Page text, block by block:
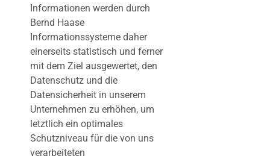
Informationen werden durch
Bernd Haase
Informationssysteme daher
einerseits statistisch und ferner
mit dem Ziel ausgewertet, den
Datenschutz und die
Datensicherheit in unserem
Unternehmen zu erhöhen, um
letztlich ein optimales
Schutzniveau für die von uns
verarbeiteten